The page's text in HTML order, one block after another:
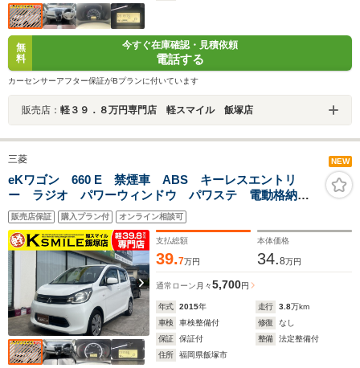
無
料
今すぐ在庫確認・見積依頼
電話する
カーセンサーアフター保証がBプランに付いています
販売店： 軽３９．８万円専門店 軽スマイル 飯塚店
三菱 NEW
eKワゴン 660 E 禁煙車 ABS キーレスエントリ
ー ラジオ パワーウィンドウ パワステ 電動格納ミ
ラー エアコン ベンチシート エアバック
販売店保証 購入プラン付 オンライン相談可
支払総額
39.7万円
本体価格
34.8万円
通常ローン 月々5,700円
年式 2015年 走行 3.8万km
車検
車検整備付 修復
なし
保証
保証付 整備
法定整備付
住所
福岡県飯塚市